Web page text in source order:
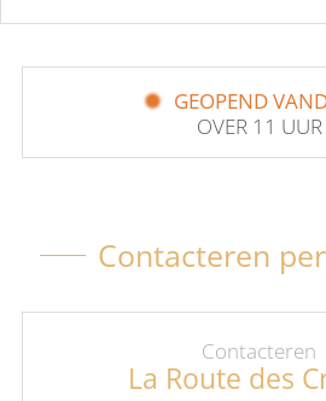
GEOPEND
OVER 11 UUR
Contacteren
Contacteren
La Route des